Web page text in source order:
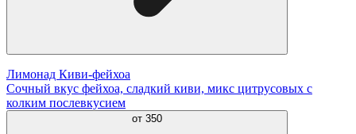
Лимонад Киви-фейхоа
Сочный вкус фейхоа, сладкий киви, микс цитрусовых с
колким послевкусием
от 350